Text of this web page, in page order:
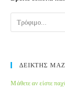
ΔΕΙΚΤΗΣ
Μάθετε αν είστε